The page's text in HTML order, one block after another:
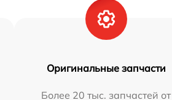
Оригинальные запчасти
Более 20 тыс. запчастей от